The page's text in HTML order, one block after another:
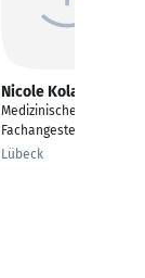
Nicole Kolasinski
Medizinische
Fachangestellte
Lübeck